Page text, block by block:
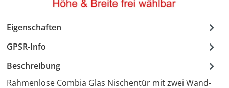
Eigenschaften
GPSR-Info
Beschreibung
Rahmenlose Combia Glas Nischentür mit zwei Wand-